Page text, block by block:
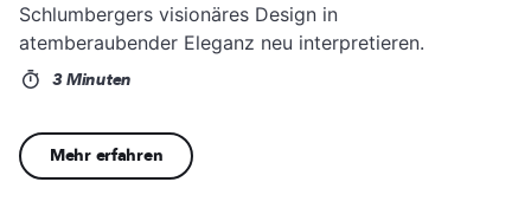
Schlumbergers visionäres Design in
atemberaubender Eleganz neu interpretieren.
3 Minuten
Mehr erfahren